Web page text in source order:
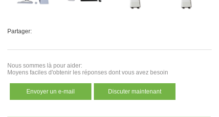
Partager:
Nous sommes là pour aider:
Moyens faciles d'obtenir les réponses dont vous avez besoin
Envoyer un e-mail Discuter maintenant